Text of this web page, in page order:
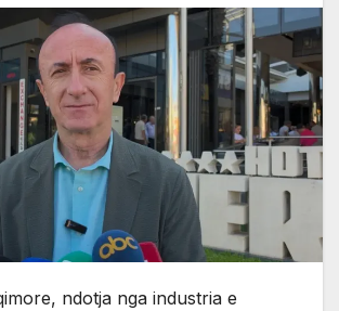
ndotja nga industria e